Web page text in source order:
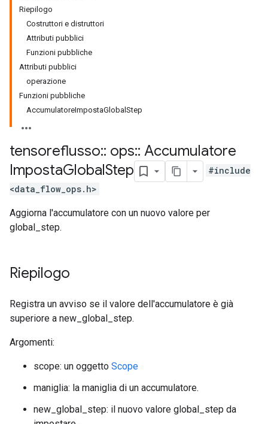
Riepilogo
Costruttori e distruttori
Attributi pubblici
Funzioni pubbliche
Attributi pubblici
operazione
Funzioni pubbliche
AccumulatoreImpostaGlobalStep
tensoreflusso:: ops:: Accumulatore
ImpostaGlobalStep
#include
<data_flow_ops.h>
Aggiorna l'accumulatore con un nuovo valore per
global_step.
Riepilogo
Registra un avviso se il valore dell'accumulatore è già
superiore a new_global_step.
Argomenti:
scope: un oggetto Scope
maniglia: la maniglia di un accumulatore.
new_global_step: il nuovo valore global_step da